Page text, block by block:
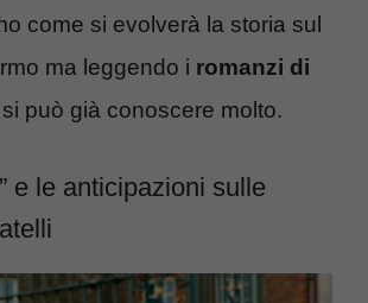
come si evolverà la storia sul
ma leggendo i romanzi di
si può già conoscere molto.
e le anticipazioni sulle